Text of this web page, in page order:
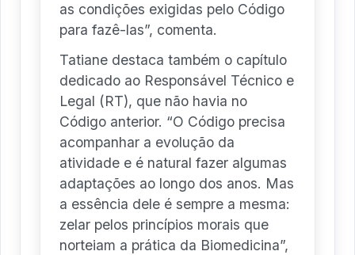
as condições exigidas pelo Código
para fazê-las”, comenta.
Tatiane destaca também o capítulo
dedicado ao Responsável Técnico e
Legal (RT), que não havia no
Código anterior. “O Código precisa
acompanhar a evolução da
atividade e é natural fazer algumas
adaptações ao longo dos anos. Mas
a essência dele é sempre a mesma:
zelar pelos princípios morais que
norteiam a prática da Biomedicina”,